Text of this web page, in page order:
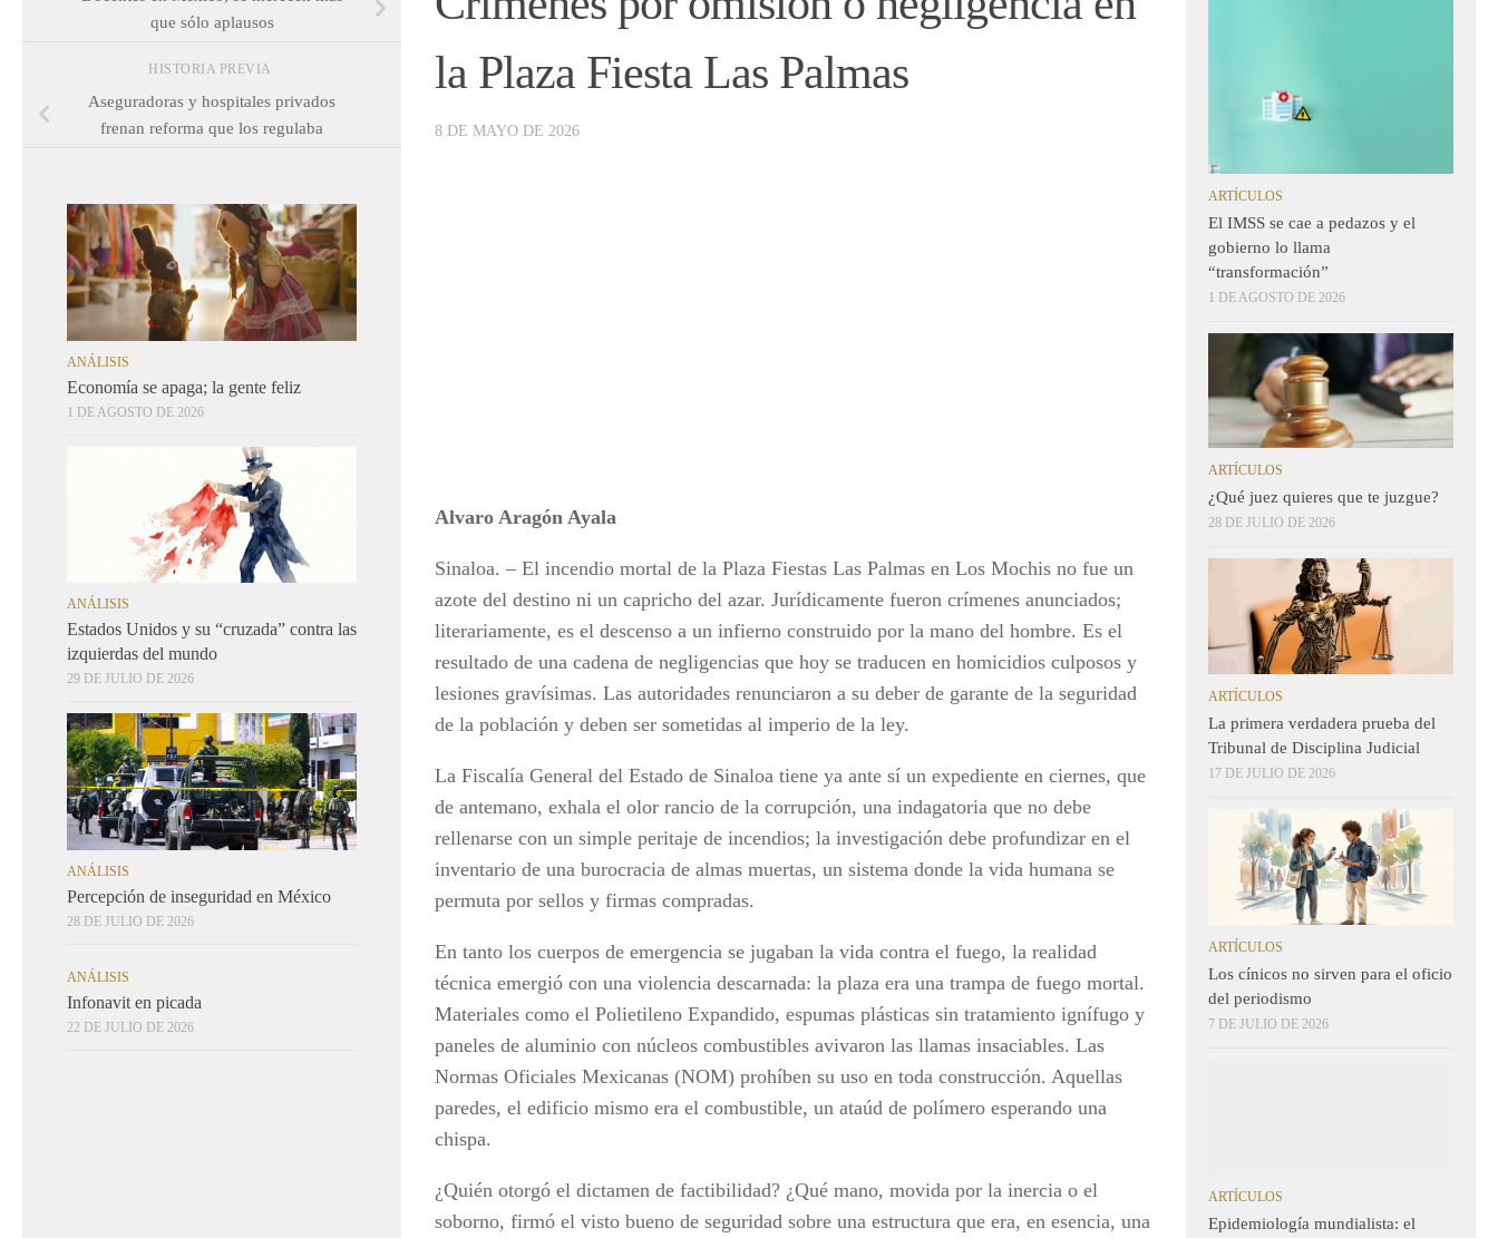
la Plaza Fiesta Las Palmas
8 DE MAYO DE 2026
Alvaro Aragón Ayala
Sinaloa. – El incendio mortal de la Plaza Fiestas Las Palmas en Los Mochis no fue un
azote del destino ni un capricho del azar. Jurídicamente fueron crímenes anunciados;
literariamente, es el descenso a un infierno construido por la mano del hombre. Es el
resultado de una cadena de negligencias que hoy se traducen en homicidios culposos y
lesiones gravísimas. Las autoridades renunciaron a su deber de garante de la seguridad
de la población y deben ser sometidas al imperio de la ley.
La Fiscalía General del Estado de Sinaloa tiene ya ante sí un expediente en ciernes, que
de antemano, exhala el olor rancio de la corrupción, una indagatoria que no debe
rellenarse con un simple peritaje de incendios; la investigación debe profundizar en el
inventario de una burocracia de almas muertas, un sistema donde la vida humana se
permuta por sellos y firmas compradas.
En tanto los cuerpos de emergencia se jugaban la vida contra el fuego, la realidad
técnica emergió con una violencia descarnada: la plaza era una trampa de fuego mortal.
Materiales como el Polietileno Expandido, espumas plásticas sin tratamiento ignífugo y
paneles de aluminio con núcleos combustibles avivaron las llamas insaciables. Las
Normas Oficiales Mexicanas (NOM) prohíben su uso en toda construcción. Aquellas
paredes, el edificio mismo era el combustible, un ataúd de polímero esperando una
chispa.
¿Quién otorgó el dictamen de factibilidad? ¿Qué mano, movida por la inercia o el
soborno, firmó el visto bueno de seguridad sobre una estructura que era, en esencia, una
que sólo aplausos
HISTORIA PREVIA
Aseguradoras y hospitales privados
frenan reforma que los regulaba
ANÁLISIS
Economía se apaga; la gente feliz
1 DE AGOSTO DE 2026
ANÁLISIS
Estados Unidos y su “cruzada” contra las
izquierdas del mundo
29 DE JULIO DE 2026
ANÁLISIS
Percepción de inseguridad en México
28 DE JULIO DE 2026
ANÁLISIS
Infonavit en picada
22 DE JULIO DE 2026
ARTÍCULOS
El IMSS se cae a pedazos y el
gobierno lo llama
“transformación”
1 DE AGOSTO DE 2026
ARTÍCULOS
¿Qué juez quieres que te juzgue?
28 DE JULIO DE 2026
ARTÍCULOS
La primera verdadera prueba del
Tribunal de Disciplina Judicial
17 DE JULIO DE 2026
ARTÍCULOS
Los cínicos no sirven para el oficio
del periodismo
7 DE JULIO DE 2026
ARTÍCULOS
Epidemiología mundialista: el